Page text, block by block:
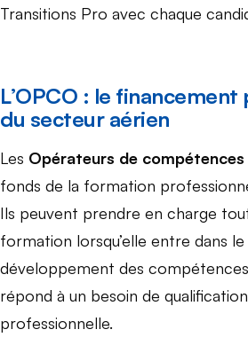
Transitions Pro avec chaque
L’OPCO : le
du secteur aérien
Les Opérateurs de compétences
fonds de la formation
Ils peuvent prendre en charge
formation lorsqu’elle entre dans
développement des
répond à un besoin de
professionnelle.